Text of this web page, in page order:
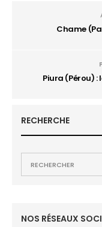
Chame
Piura (Pérou)
RECHERCHE
NOS RÉSEAUX